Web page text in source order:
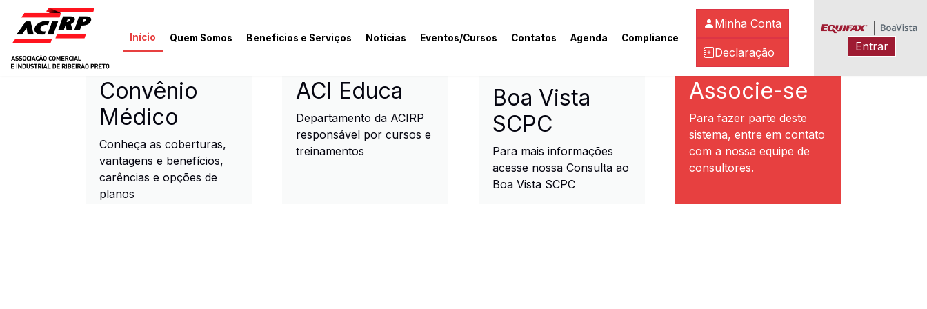
Pular para o conteúdo principal
Início Quem Somos Benefícios e Serviços Notícias Eventos/Cursos Contatos Agenda Compliance
Minha Conta
Declaração Entrar
ACIRP - Associação Comercial e Industrial de Ribeirão Preto
Convênio
Médico
Conheça as coberturas,
vantagens e benefícios,
carências e opções de
planos
ACI Educa
Departamento da ACIRP
responsável por cursos e
treinamentos
Boa Vista
SCPC
Para mais informações
acesse nossa Consulta ao
Boa Vista SCPC
Associe-se
Para fazer parte deste
sistema, entre em contato
com a nossa equipe de
consultores.